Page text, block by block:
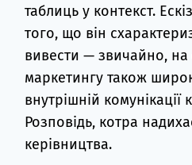
таблиць у контекст.
того, що він
вивести — звичайно, на
маркетингу також
внутрішній
Розповідь, котра
керівництва.